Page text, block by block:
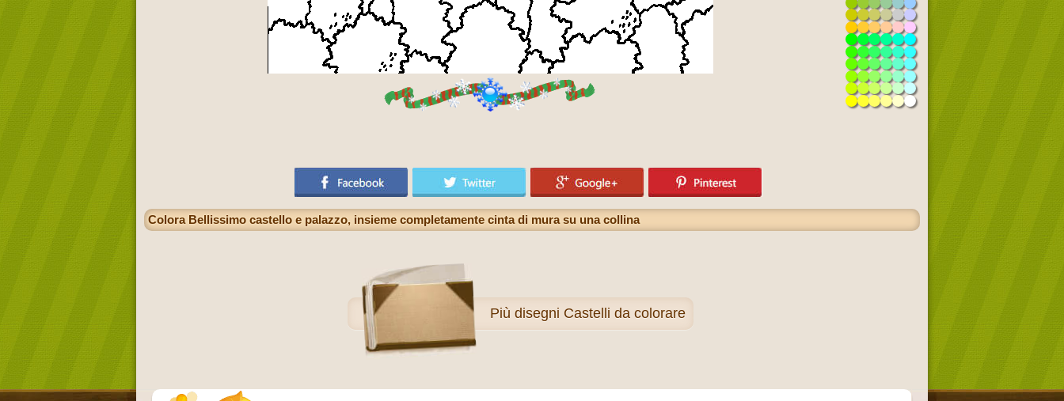
Colora Bellissimo castello e palazzo, insieme completamente cinta di mura su una collina
Più disegni Castelli da colorare